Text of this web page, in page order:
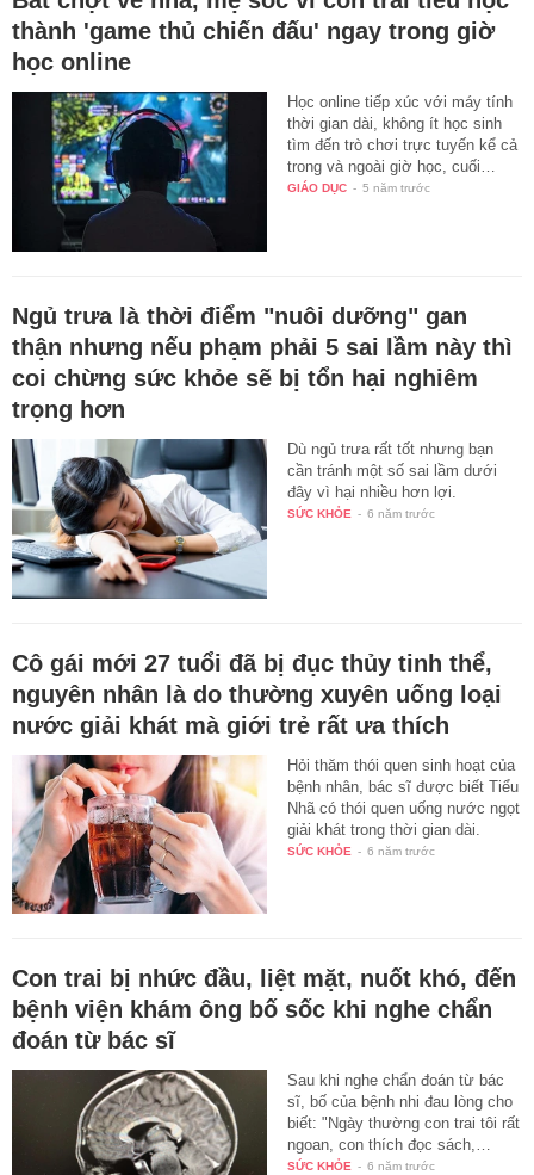
thành 'game thủ chiến đấu' ngay trong giờ
học online
Học online tiếp xúc với máy tính
thời gian dài, không ít học sinh
tìm đến trò chơi trực tuyến kể cả
trong và ngoài giờ học, cuối…
GIÁO DỤC - 5 năm trước
Ngủ trưa là thời điểm "nuôi dưỡng" gan
thận nhưng nếu phạm phải 5 sai lầm này thì
coi chừng sức khỏe sẽ bị tổn hại nghiêm
trọng hơn
Dù ngủ trưa rất tốt nhưng bạn
cần tránh một số sai lầm dưới
đây vì hại nhiều hơn lợi.
SỨC KHỎE - 6 năm trước
Cô gái mới 27 tuổi đã bị đục thủy tinh thể,
nguyên nhân là do thường xuyên uống loại
nước giải khát mà giới trẻ rất ưa thích
Hỏi thăm thói quen sinh hoạt của
bệnh nhân, bác sĩ được biết Tiểu
Nhã có thói quen uống nước ngọt
giải khát trong thời gian dài.
SỨC KHỎE - 6 năm trước
Con trai bị nhức đầu, liệt mặt, nuốt khó, đến
bệnh viện khám ông bố sốc khi nghe chẩn
đoán từ bác sĩ
Sau khi nghe chẩn đoán từ bác
sĩ, bố của bệnh nhi đau lòng cho
biết: "Ngày thường con trai tôi rất
ngoan, con thích đọc sách,…
SỨC KHỎE - 6 năm trước